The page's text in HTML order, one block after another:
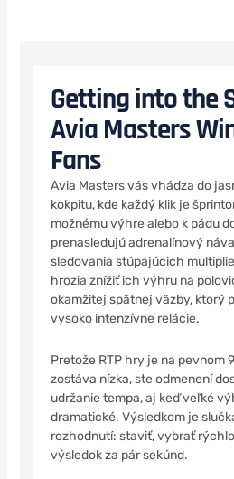
Getting into the
Avia Masters
Fans
Avia Masters vás vhádza do
kokpitu, kde každý klik je
možnému výhre alebo k pádu
prenasledujú adrenalínový
sledovania stúpajúcich
hrozia znížiť ich výhru na
okamžitej spätnej väzby, ktorý
vysoko intenzívne relácie.
Pretože RTP hry je na pevnom
zostáva nízka, ste odmenení
udržanie tempa, aj keď veľké
dramatické. Výsledkom je
rozhodnutí: staviť, vybrať
výsledok za pár sekúnd.